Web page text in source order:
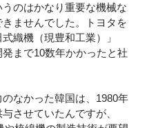
のはかなり重要な機械な
ませんでした。トヨタを
織機（現豊和工業）」
まで10数年かかったと社
なかった韓国は、1980年
させていたんですが、